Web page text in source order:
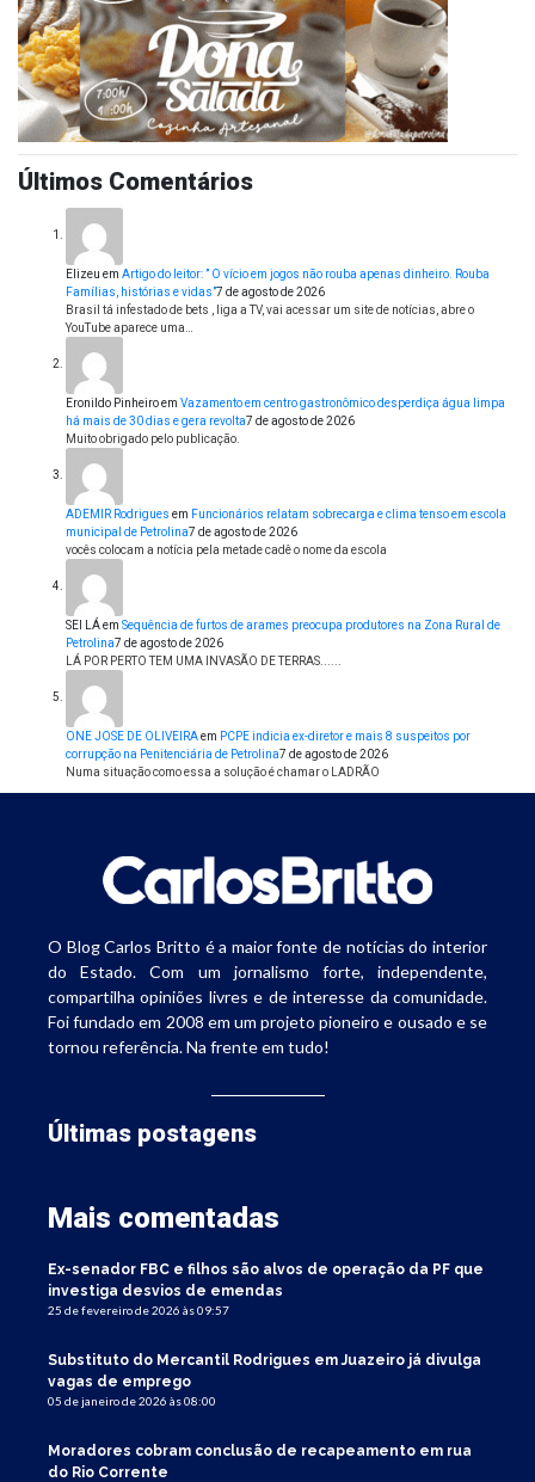
Últimos Comentários
Elizeu em Artigo do leitor: ” O vício em jogos não rouba apenas dinheiro. Rouba
Famílias, histórias e vidas”7 de agosto de 2026
Brasil tá infestado de bets , liga a TV, vai acessar um site de notícias, abre o
YouTube aparece uma…
Eronildo Pinheiroem Vazamento em centro gastronômico desperdiça água limpa
há mais de 30 dias e gera revolta7 de agosto de 2026
Muito obrigado pelo publicação.
ADEMIR Rodrigues em Funcionários relatam sobrecarga e clima tenso em escola
municipal de Petrolina7 de agosto de 2026
vocês colocam a notícia pela metade cadê o nome da escola
SEI LÁem Sequência de furtos de arames preocupa produtores na Zona Rural de
Petrolina7 de agosto de 2026
LÁ POR PERTO TEM UMA INVASÃO DE TERRAS......
ONE JOSE DE OLIVEIRAem PCPE indicia ex-diretor e mais 8 suspeitos por
corrupção na Penitenciária de Petrolina7 de agosto de 2026
Numa situação como essa a solução é chamar o LADRÃO
O Blog Carlos Britto é a maior fonte de notícias do interior
do Estado. Com um jornalismo forte, independente,
compartilha opiniões livres e de interesse da comunidade.
Foi fundado em 2008 em um projeto pioneiro e ousado e se
tornou referência. Na frente em tudo!
Últimas postagens
Mais comentadas
Ex-senador FBC e filhos são alvos de operação da PF que
investiga desvios de emendas
25 de fevereiro de 2026 às 09:57
Substituto do Mercantil Rodrigues em Juazeiro já divulga
vagas de emprego
05 de janeiro de 2026 às 08:00
Moradores cobram conclusão de recapeamento em rua
do Rio Corrente